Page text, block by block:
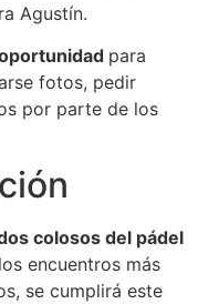
Agustín.
para
fotos, pedir
por parte de los
colosos del pádel
encuentros más
se cumplirá este